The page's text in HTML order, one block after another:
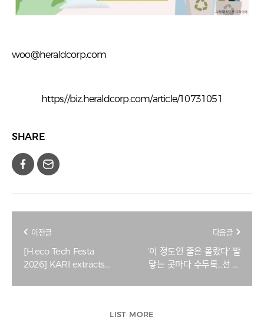
woo@heraldcorp.com
https://biz.heraldcorp.com/article/10731051
SHARE
이전글
[H.eco Tech Festa
2026] KARI extracts
다음글
‘이 정도인 줄은 몰랐다’ 발
닿는 곳마다 수두룩…선 넘
LIST MORE